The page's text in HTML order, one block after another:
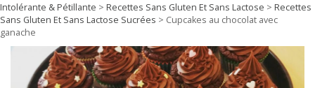
Intolérante & Pétillante > Recettes Sans Gluten Et Sans Lactose > Recettes
Sans Gluten Et Sans Lactose Sucrées > Cupcakes au chocolat avec
ganache